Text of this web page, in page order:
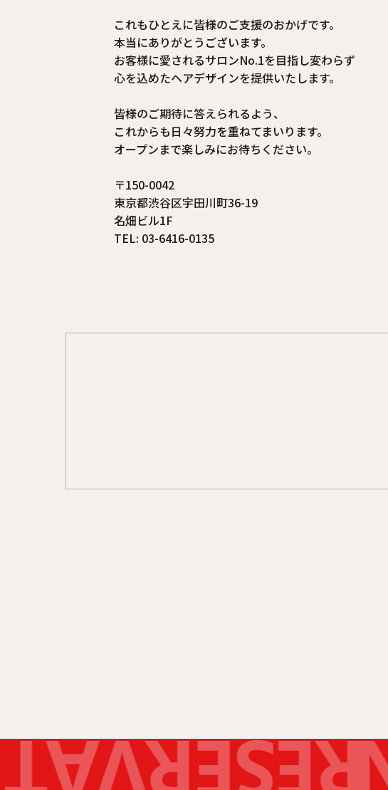
これもひとえに皆様のご支援のおかげです。
本当にありがとうございます。
お客様に愛されるサロンNo.1を目指し変わらず
心を込めたヘアデザインを提供いたします。
皆様のご期待に答えられるよう、
これからも日々努力を重ねてまいります。
オープンまで楽しみにお待ちください。
〒150-0042
東京都渋谷区宇田川町36-19
名畑ビル1F
TEL: 03-6416-0135